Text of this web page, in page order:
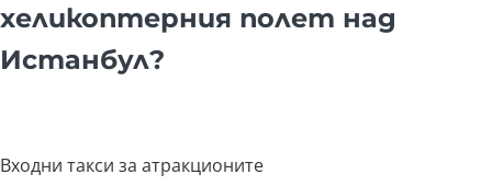
хеликоптерния полет над
Истанбул?
Входни такси за атракционите